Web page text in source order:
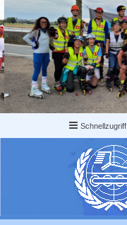
Schnellzugriff